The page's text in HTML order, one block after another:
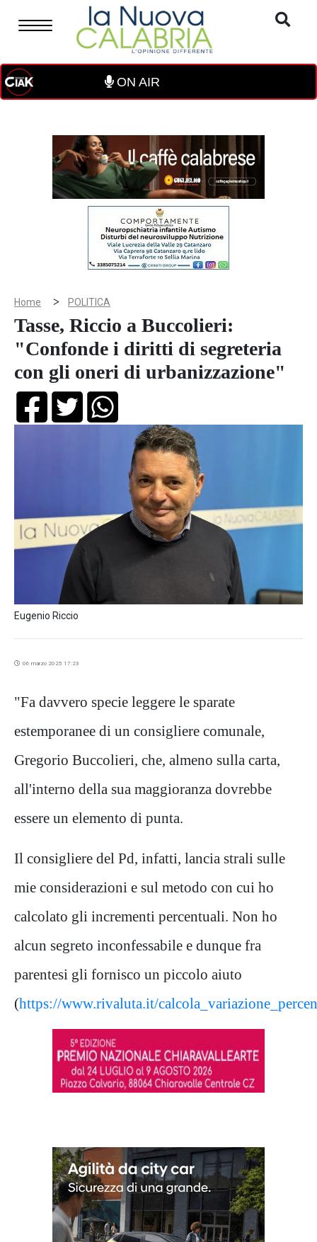
ON AIR
Home > POLITICA
Tasse, Riccio a Buccolieri:
"Confonde i diritti di segreteria
con gli oneri di urbanizzazione"
Eugenio Riccio
06 marzo 2025 17:23
"Fa davvero specie leggere le sparate
estemporanee di un consigliere comunale,
Gregorio Buccolieri, che, almeno sulla carta,
all'interno della sua maggioranza dovrebbe
essere un elemento di punta.
Il consigliere del Pd, infatti, lancia strali sulle
mie considerazioni e sul metodo con cui ho
calcolato gli incrementi percentuali. Non ho
alcun segreto inconfessabile e dunque fra
parentesi gli fornisco un piccolo aiuto
(https://www.rivaluta.it/